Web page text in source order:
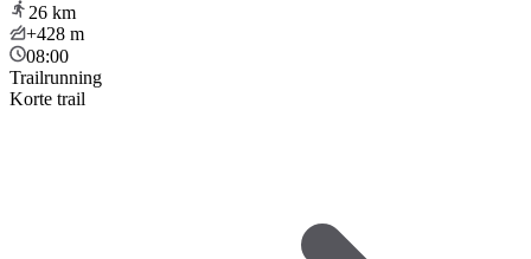
26 km
+428 m
08:00
Trailrunning
Korte trail